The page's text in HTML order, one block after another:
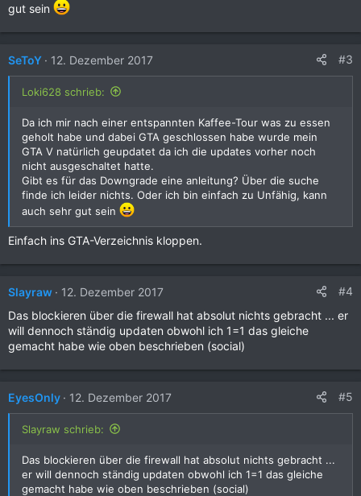
gut sein
SeToY 12. Dezember 2017 #3
Loki628 schrieb:
Da ich mir nach einer entspannten Kaffee-Tour was zu essen
geholt habe und dabei GTA geschlossen habe wurde mein
GTA V natürlich geupdatet da ich die updates vorher noch
nicht ausgeschaltet hatte.
Gibt es für das Downgrade eine anleitung? Über die suche
finde ich leider nichts. Oder ich bin einfach zu Unfähig, kann
auch sehr gut sein
Einfach ins GTA-Verzeichnis kloppen.
Slayraw 12. Dezember 2017
#4
Das blockieren über die firewall hat absolut nichts gebracht ... er
will dennoch ständig updaten obwohl ich 1=1 das gleiche
gemacht habe wie oben beschrieben (social)
EyesOnly 12. Dezember 2017 #5
Slayraw schrieb:
Das blockieren über die firewall hat absolut nichts gebracht ...
er will dennoch ständig updaten obwohl ich 1=1 das gleiche
gemacht habe wie oben beschrieben (social)